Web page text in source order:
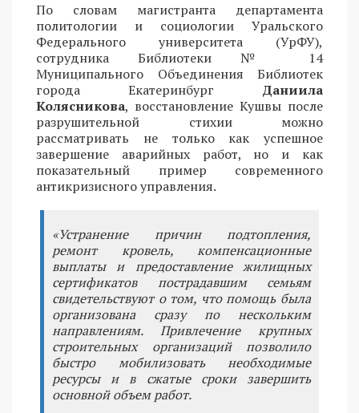
По словам магистранта департамента
политологии и социологии Уральского
Федерального университета (УрФУ),
сотрудника Библиотеки № 14
Муниципального Объединения Библиотек
города Екатеринбург Даниила
Колясникова, восстановление Кушвы после
разрушительной стихии можно
рассматривать не только как успешное
завершение аварийных работ, но и как
показательный пример современного
антикризисного управления.
«Устранение причин подтопления,
ремонт кровель, компенсационные
выплаты и предоставление жилищных
сертификатов пострадавшим семьям
свидетельствуют о том, что помощь была
организована сразу по нескольким
направлениям. Привлечение крупных
строительных организаций позволило
быстро мобилизовать необходимые
ресурсы и в сжатые сроки завершить
основной объем работ.